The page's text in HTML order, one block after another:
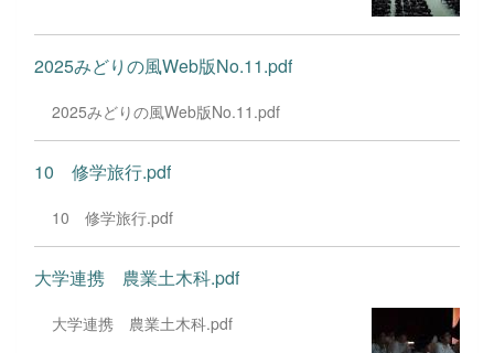
茨城県産業教育振興会 会長 豊﨑繁 様
茨城県農業協同組合中央会 会長 八木岡努 様
常陸農業協同組合 代表理事組合長 秋山豊
を賜り、茨城県立水戸農業高等学校 創立１
３０周年記念式典をかくも盛大に、かつ厳粛
に挙行できますこと、本校にとりまして、こ
の上ない喜びであり、感謝に堪えないところ
であります。 さて、本校は明治28年（西
暦1895年）４月に各郡の農事講習卒業者を
対象とした「茨城県中央農事講習所」として
開所いたしました。以降、専攻科や石塚分校
新設、現在の那珂市への全校移転、自営者養
2025みどりの風Web版No.11.pdf
2025みどりの風Web版No.11.pdf
10 修学旅行.pdf
10 修学旅行.pdf
大学連携 農業土木科.pdf
大学連携 農業土木科.pdf